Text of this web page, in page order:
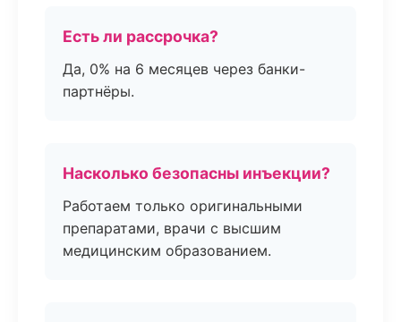
Есть ли рассрочка?
Да, 0% на 6 месяцев через банки-
партнёры.
Насколько безопасны инъекции?
Работаем только оригинальными
препаратами, врачи с высшим
медицинским образованием.